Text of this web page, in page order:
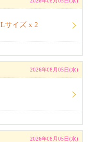
サイズ x 2
2026年08月05日(水)
2026年08月05日(水)